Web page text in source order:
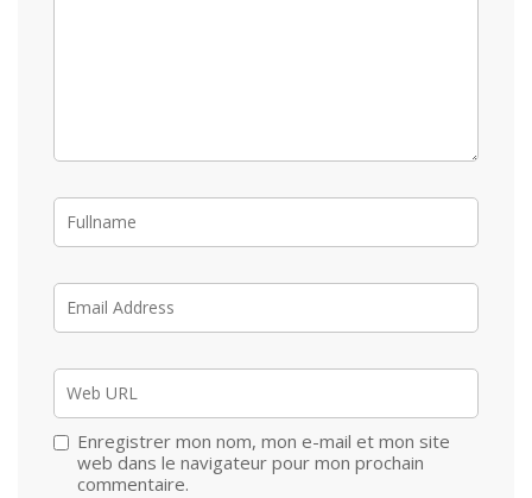
Enregistrer mon nom, mon e-mail et mon site
web dans le navigateur pour mon prochain
commentaire.